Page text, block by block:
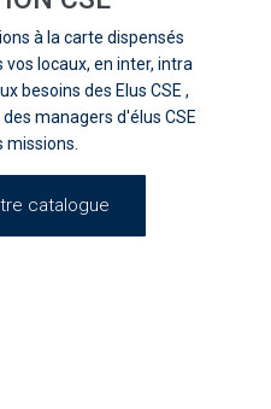
à la carte dispensés
locaux, en inter, intra
besoins des Elus CSE ,
managers d'élus CSE
missions.
catalogue